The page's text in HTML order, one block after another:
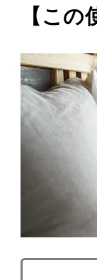
【こ